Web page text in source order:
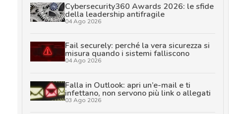
Cybersecurity360 Awards 2026: le sfide
della leadership antifragile
04 Ago 2026
Fail securely: perché la vera sicurezza si
misura quando i sistemi falliscono
04 Ago 2026
Falla in Outlook: apri un’e-mail e ti
infettano, non servono più link o allegati
03 Ago 2026